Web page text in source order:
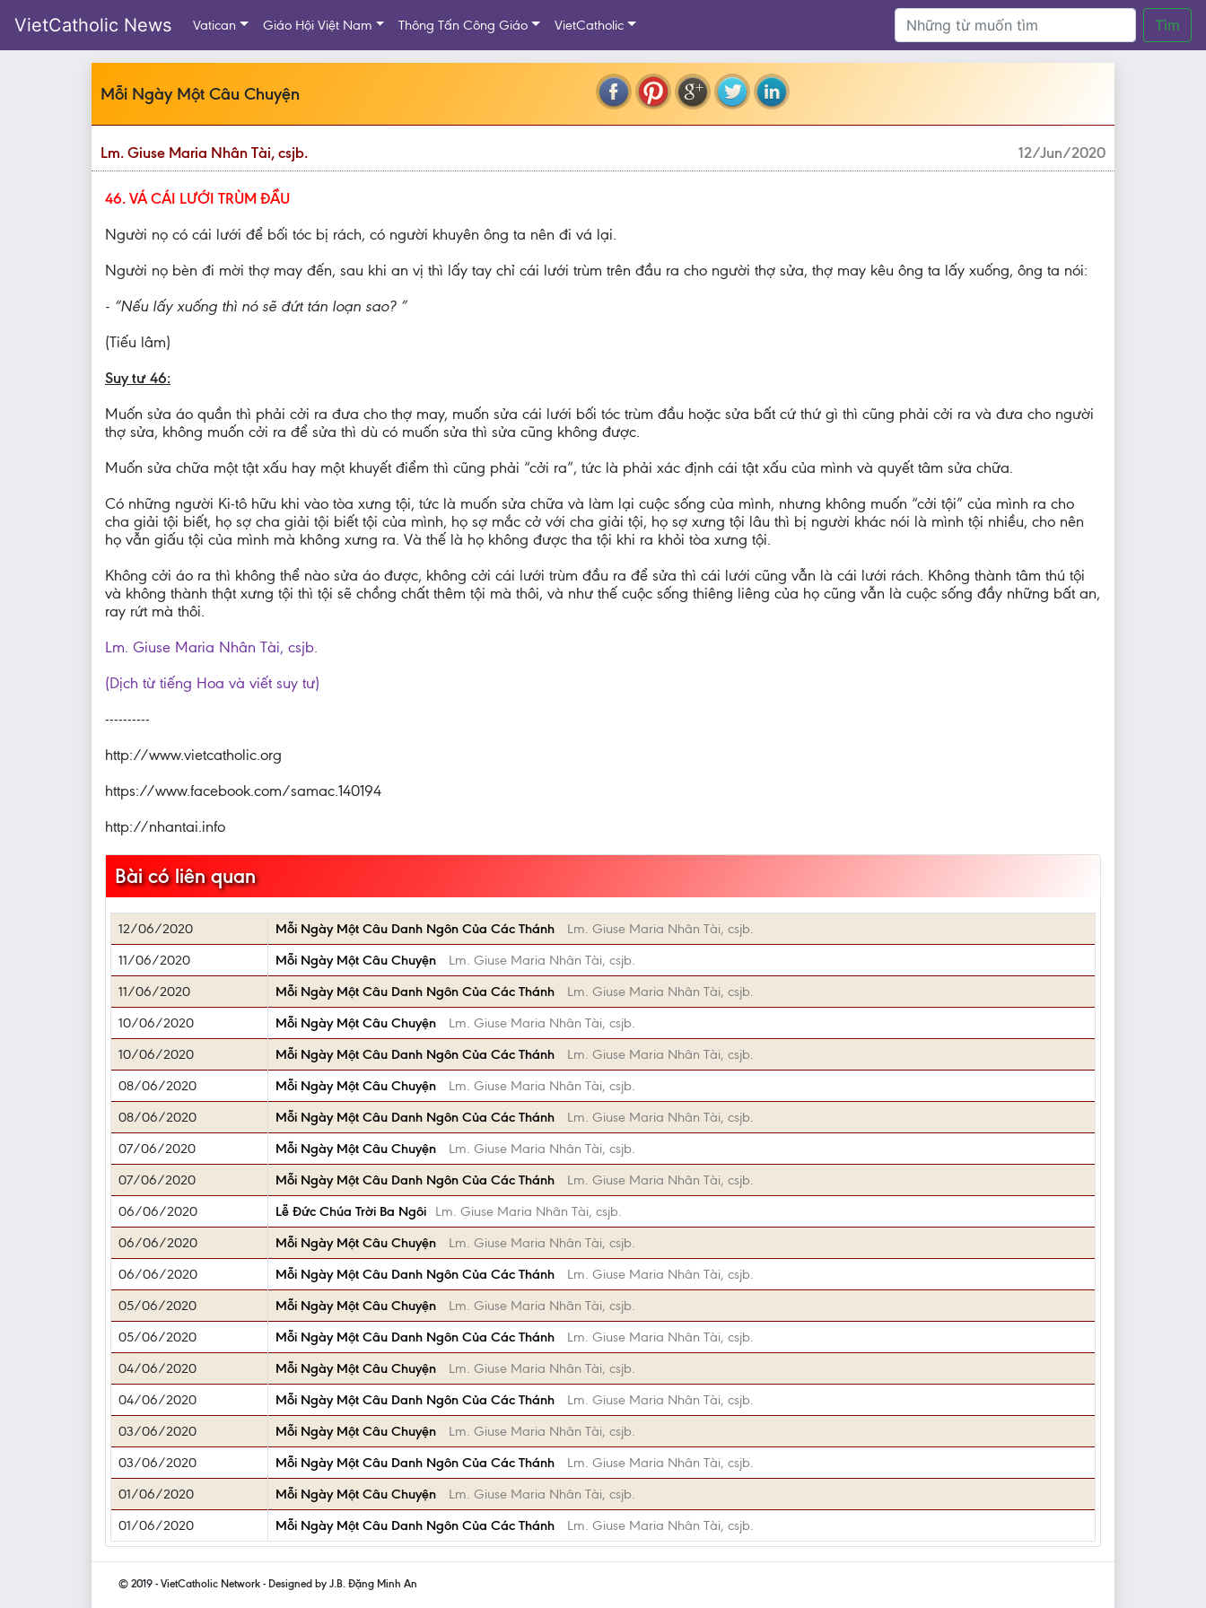
VietCatholic News Vatican Giáo Hội Việt Nam Thông Tấn Công Giáo VietCatholic Tìm
Mỗi Ngày Một Câu Chuyện
Lm. Giuse Maria Nhân Tài, csjb. 12/Jun/2020
46. VÁ CÁI LƯỚI TRÙM ĐẦU
Người nọ có cái lưới để bối tóc bị rách, có người khuyên ông ta nên đi vá lại.
Người nọ bèn đi mời thợ may đến, sau khi an vị thì lấy tay chỉ cái lưới trùm trên đầu ra cho người thợ sửa, thợ may kêu ông ta lấy xuống, ông ta nói:
- “Nếu lấy xuống thì nó sẽ đứt tán loạn sao? ”
(Tiếu lâm)
Suy tư 46:
Muốn sửa áo quần thì phải cởi ra đưa cho thợ may, muốn sửa cái lưới bối tóc trùm đầu hoặc sửa bất cứ thứ gì thì cũng phải cởi ra và đưa cho người
thợ sửa, không muốn cởi ra để sửa thì dù có muốn sửa thì sửa cũng không được.
Muốn sửa chữa một tật xấu hay một khuyết điểm thì cũng phải “cởi ra”, tức là phải xác định cái tật xấu của mình và quyết tâm sửa chữa.
Có những người Ki-tô hữu khi vào tòa xưng tội, tức là muốn sửa chữa và làm lại cuộc sống của mình, nhưng không muốn “cởi tội” của mình ra cho
cha giải tội biết, họ sợ cha giải tội biết tội của mình, họ sợ mắc cở với cha giải tội, họ sợ xưng tội lâu thì bị người khác nói là mình tội nhiều, cho nên
họ vẫn giấu tội của mình mà không xưng ra. Và thế là họ không được tha tội khi ra khỏi tòa xưng tội.
Không cởi áo ra thì không thể nào sửa áo được, không cởi cái lưới trùm đầu ra để sửa thì cái lưới cũng vẫn là cái lưới rách. Không thành tâm thú tội
và không thành thật xưng tội thì tội sẽ chồng chất thêm tội mà thôi, và như thế cuộc sống thiêng liêng của họ cũng vẫn là cuộc sống đầy những bất an,
ray rứt mà thôi.
Lm. Giuse Maria Nhân Tài, csjb.
(Dịch từ tiếng Hoa và viết suy tư)
----------
http://www.vietcatholic.org
https://www.facebook.com/samac.140194
http://nhantai.info
Bài có liên quan
12/06/2020 Mỗi Ngày Một Câu Danh Ngôn Của Các Thánh
Lm. Giuse Maria Nhân Tài, csjb.
11/06/2020
Mỗi Ngày Một Câu Chuyện
Lm. Giuse Maria Nhân Tài, csjb.
11/06/2020
Mỗi Ngày Một Câu Danh Ngôn Của Các Thánh
Lm. Giuse Maria Nhân Tài, csjb.
10/06/2020
Mỗi Ngày Một Câu Chuyện
Lm. Giuse Maria Nhân Tài, csjb.
10/06/2020
Mỗi Ngày Một Câu Danh Ngôn Của Các Thánh
Lm. Giuse Maria Nhân Tài, csjb.
08/06/2020
Mỗi Ngày Một Câu Chuyện
Lm. Giuse Maria Nhân Tài, csjb.
08/06/2020
Mỗi Ngày Một Câu Danh Ngôn Của Các Thánh
Lm. Giuse Maria Nhân Tài, csjb.
07/06/2020
Mỗi Ngày Một Câu Chuyện
Lm. Giuse Maria Nhân Tài, csjb.
07/06/2020
Mỗi Ngày Một Câu Danh Ngôn Của Các Thánh
Lm. Giuse Maria Nhân Tài, csjb.
06/06/2020
Lễ Đức Chúa Trời Ba Ngôi
Lm. Giuse Maria Nhân Tài, csjb.
06/06/2020
Mỗi Ngày Một Câu Chuyện
Lm. Giuse Maria Nhân Tài, csjb.
06/06/2020
Mỗi Ngày Một Câu Danh Ngôn Của Các Thánh
Lm. Giuse Maria Nhân Tài, csjb.
05/06/2020
Mỗi Ngày Một Câu Chuyện
Lm. Giuse Maria Nhân Tài, csjb.
05/06/2020
Mỗi Ngày Một Câu Danh Ngôn Của Các Thánh
Lm. Giuse Maria Nhân Tài, csjb.
04/06/2020
Mỗi Ngày Một Câu Chuyện
Lm. Giuse Maria Nhân Tài, csjb.
04/06/2020
Mỗi Ngày Một Câu Danh Ngôn Của Các Thánh
Lm. Giuse Maria Nhân Tài, csjb.
03/06/2020
Mỗi Ngày Một Câu Chuyện
Lm. Giuse Maria Nhân Tài, csjb.
03/06/2020
Mỗi Ngày Một Câu Danh Ngôn Của Các Thánh
Lm. Giuse Maria Nhân Tài, csjb.
01/06/2020
Mỗi Ngày Một Câu Chuyện
Lm. Giuse Maria Nhân Tài, csjb.
01/06/2020
Mỗi Ngày Một Câu Danh Ngôn Của Các Thánh Lm. Giuse Maria Nhân Tài, csjb.
© 2019 - VietCatholic Network - Designed by J.B. Đặng Minh An